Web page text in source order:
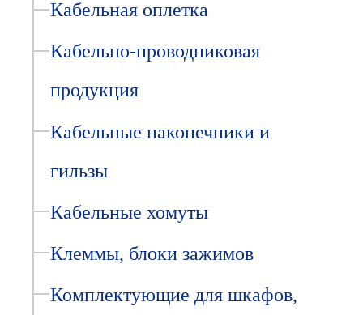
Кабельная оплетка
Кабельно-проводниковая
продукция
Кабельные наконечники и
гильзы
Кабельные хомуты
Клеммы, блоки зажимов
Комплектующие для шкафов,